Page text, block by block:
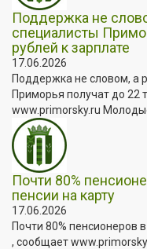
Поддержка не
специалисты
рублей к зарплате
17.06.2026
Поддержка не словом, а
Приморья получат до 22
www.primorsky.ru
Почти 80%
пенсии на карту
17.06.2026
Почти 80% пенсионеров
, сообщает